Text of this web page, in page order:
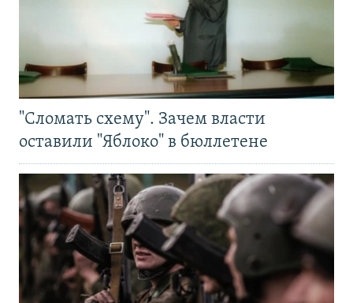
"Сломать схему". Зачем власти
оставили "Яблоко" в бюллетене